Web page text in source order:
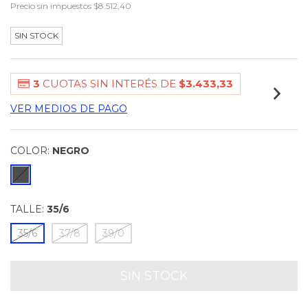
Precio sin impuestos $8.512,40
SIN STOCK
3 CUOTAS SIN INTERÉS DE $3.433,33
VER MEDIOS DE PAGO
COLOR: NEGRO
TALLE: 35/6
35/6
37/8 39/0